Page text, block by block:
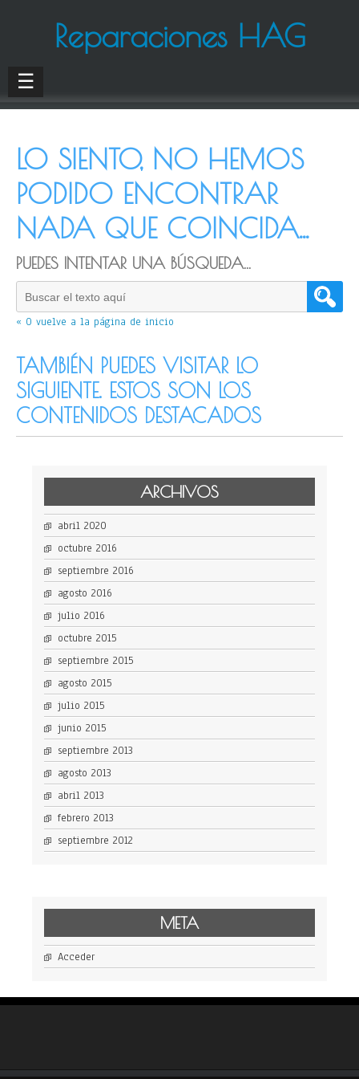
Reparaciones HAG
☰
LO SIENTO, NO HEMOS
PODIDO ENCONTRAR
NADA QUE COINCIDA...
PUEDES INTENTAR UNA BÚSQUEDA...
« O vuelve a la página de inicio
TAMBIÉN PUEDES VISITAR LO
SIGUIENTE. ESTOS SON LOS
CONTENIDOS DESTACADOS
ARCHIVOS
abril 2020
octubre 2016
septiembre 2016
agosto 2016
julio 2016
octubre 2015
septiembre 2015
agosto 2015
julio 2015
junio 2015
septiembre 2013
agosto 2013
abril 2013
febrero 2013
septiembre 2012
META
Acceder